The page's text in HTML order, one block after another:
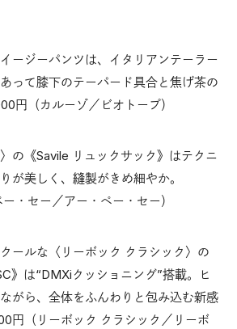
ージーパンツは、イタリアンテーラー
って膝下のテーパード具合と焦げ茶の
円（カルーゾ／ビオトープ）
の《Savile リュックサック》はテクニ
が美しく、縫製がきめ細やか。
・セー／アー・ペー・セー）
ールな〈リーボック クラシック〉の
》は“DMXiクッショニング”搭載。ヒ
がら、全体をふんわりと包み込む新感
円（リーボック クラシック／リーボ